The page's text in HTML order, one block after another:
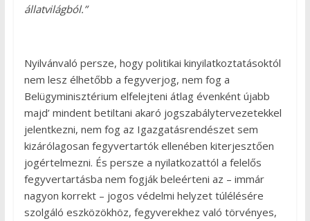
állatvilágból.”
Nyilvánvaló persze, hogy politikai kinyilatkoztatásoktól
nem lesz élhetőbb a fegyverjog, nem fog a
Belügyminisztérium elfelejteni átlag évenként újabb
majd’ mindent betiltani akaró jogszabálytervezetekkel
jelentkezni, nem fog az Igazgatásrendészet sem
kizárólagosan fegyvertartók ellenében kiterjesztően
jogértelmezni. És persze a nyilatkozattól a felelős
fegyvertartásba nem fogják beleérteni az – immár
nagyon korrekt – jogos védelmi helyzet túlélésére
szolgáló eszközökhöz, fegyverekhez való törvényes,